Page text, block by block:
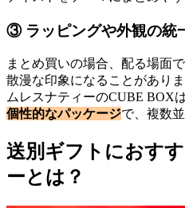
③ ラッピングや外観の統
まとめ買いの場合、配る場面
散漫な印象になることがありま
ムレスナティーのCUBE BOX
個性的なパッケージで、複数
送別ギフトにおす
ーとは？